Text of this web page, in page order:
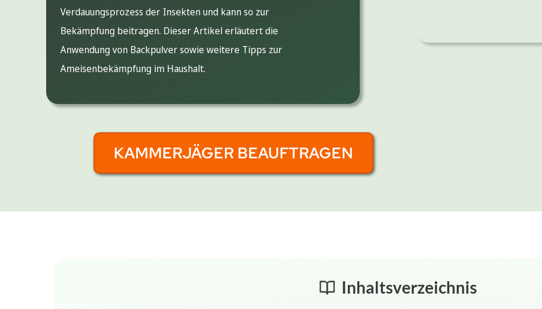
Verdauungsprozess der Insekten und kann so zur
Bekämpfung beitragen. Dieser Artikel erläutert die
Anwendung von Backpulver sowie weitere Tipps zur
Ameisenbekämpfung im Haushalt.
KAMMERJÄGER BEAUFTRAGEN
Inhaltsverzeichnis